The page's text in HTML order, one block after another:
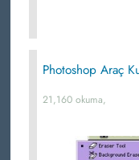
Photoshop Araç
21,160 okuma,